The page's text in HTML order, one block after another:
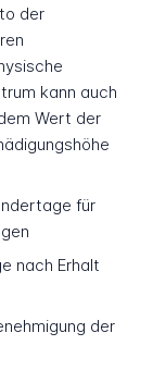
der
kann auch
Wert der
für
nach Erhalt
der